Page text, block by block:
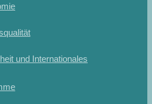
und Internationales